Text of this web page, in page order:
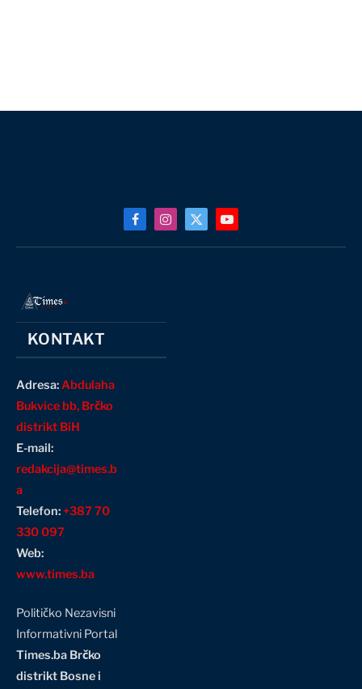
FacebookInstagram
X
(Twitter)
YouTube
KONTAKT
Adresa:Abdulaha
Bukvice bb, Brčko
distrikt BiH
E-mail:
redakcija@times.b
a
Telefon:+387 70
330 097
Web:
www.times.ba
Političko Nezavisni
Informativni Portal
Times.ba Brčko
distrikt Bosne i